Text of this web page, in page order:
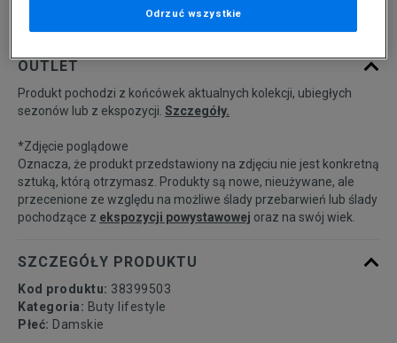
Rozmiary EU Rozmiary US
36 22,5 cm Powiadom o dostępności
37 23 cm
37,5 23,5 cm Powiadom o dostępności
38,5 24,5 cm
OUTLET
Produkt pochodzi z końcówek aktualnych kolekcji, ubiegłych
sezonów lub z ekspozycji. Szczegóły.
*Zdjęcie poglądowe
Oznacza, że produkt przedstawiony na zdjęciu nie jest konkretną
sztuką, którą otrzymasz. Produkty są nowe, nieużywane, ale
przecenione ze względu na możliwe ślady przebarwień lub ślady
pochodzące z ekspozycji powystawowej oraz na swój wiek.
SZCZEGÓŁY PRODUKTU
Kod produktu: 38399503
Kategoria: Buty lifestyle
Płeć: Damskie
Odrzuć wszystkie